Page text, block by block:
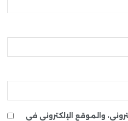
والموقع الإلكتروني في